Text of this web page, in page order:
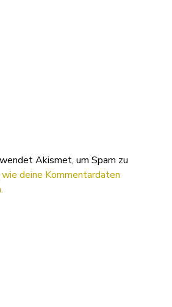
Akismet, um Spam zu
wie deine Kommentardaten